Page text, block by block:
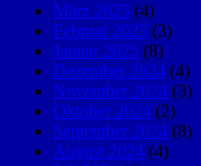
März 2025 (4)
Februar 2025 (3)
Januar 2025 (8)
Dezember 2024 (4)
November 2024 (3)
Oktober 2024 (2)
September 2024 (8)
August 2024 (4)